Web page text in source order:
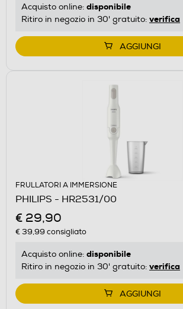
Acquisto online: disponibile
Ritiro in negozio in 30' gratuito: verifica
AGGIUNGI
FRULLATORI A IMMERSIONE
PHILIPS - HR2531/00
€ 29,90
€ 39,99 consigliato
Acquisto online: disponibile
Ritiro in negozio in 30' gratuito: verifica
AGGIUNGI